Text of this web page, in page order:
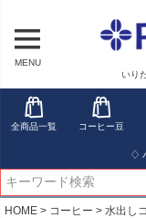
MENU
いり
全商品一覧 コーヒー豆
♢
HOME コーヒー
水出し